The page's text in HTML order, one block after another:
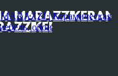
| Керамическая
обои